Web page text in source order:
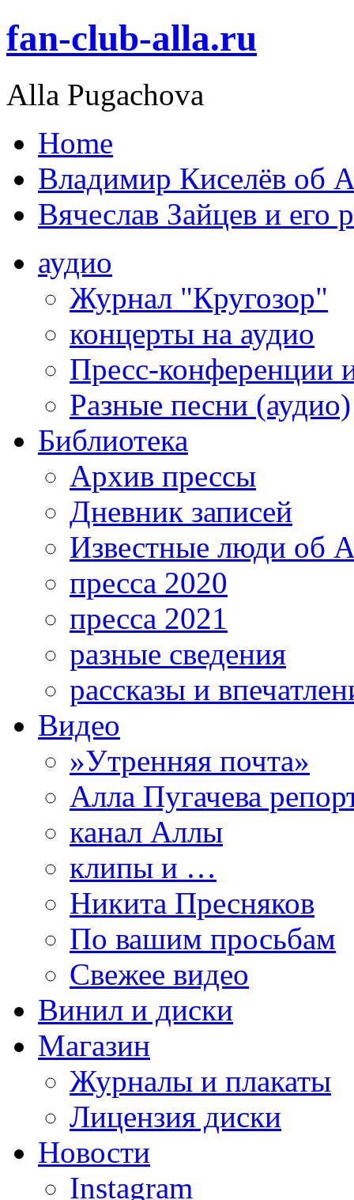
fan-club-alla.ru
Alla Pugachova
Home
Владимир Киселёв об
Вячеслав Зайцев и его
аудио
Журнал "Кругозор"
концерты на аудио
Пресс-конференции
Разные песни (аудио)
Библиотека
Архив прессы
Дневник записей
Известные люди об
пресса 2020
пресса 2021
разные сведения
рассказы и
Видео
»Утренняя почта»
Алла Пугачева
канал Аллы
клипы и …
Никита Пресняков
По вашим просьбам
Свежее видео
Винил и диски
Магазин
Журналы и плакаты
Лицензия диски
Новости
Instagram